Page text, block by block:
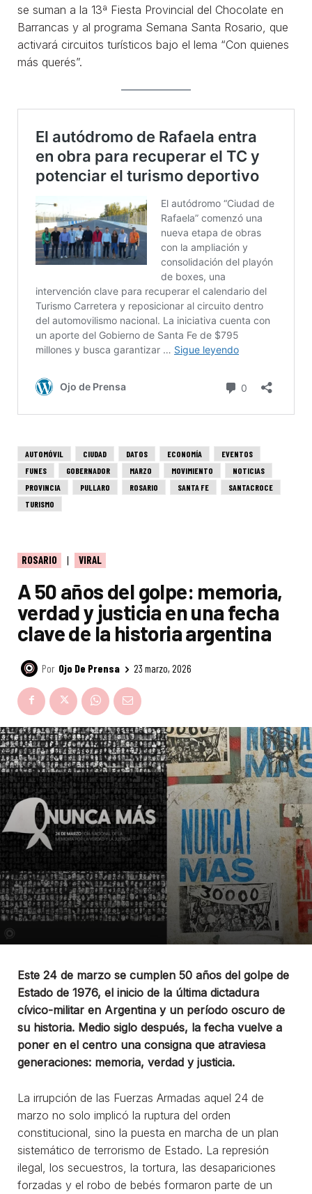
se suman a la 13ª Fiesta Provincial del Chocolate en
Barrancas y al programa Semana Santa Rosario, que
activará circuitos turísticos bajo el lema “Con quienes
más querés”.
AUTOMÓVIL CIUDAD DATOS ECONOMÍA
EVENTOS
FUNES
GOBERNADOR MARZO MOVIMIENTO
NOTICIAS
PROVINCIA
PULLARO ROSARIO SANTA FE
SANTACROCE
TURISMO